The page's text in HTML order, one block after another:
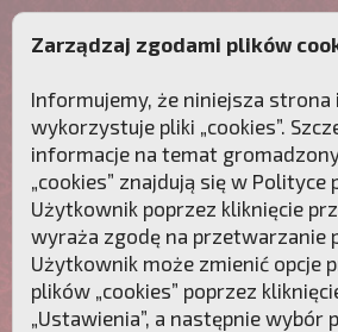
Zarządzaj zgodami plików
Informujemy, że niniejsza
wykorzystuje pliki „cookies”.
informacje na temat
„cookies” znajdują się w Polityce
Użytkownik poprzez kliknięcie
wyraża zgodę na przetwarzanie
Użytkownik może zmienić opcje
plików „cookies” poprzez
„Ustawienia”, a następnie wybór